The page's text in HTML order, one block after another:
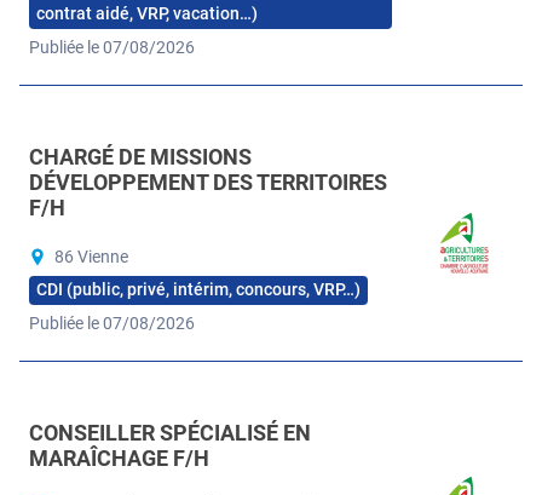
contrat aidé, VRP, vacation…)
Publiée le 07/08/2026
CHARGÉ DE MISSIONS
DÉVELOPPEMENT DES TERRITOIRES
F/H
86 Vienne
CDI (public, privé, intérim, concours, VRP…)
Publiée le 07/08/2026
CONSEILLER SPÉCIALISÉ EN
MARAÎCHAGE F/H